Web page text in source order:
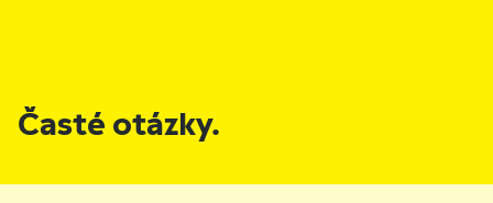
Časté otázky.